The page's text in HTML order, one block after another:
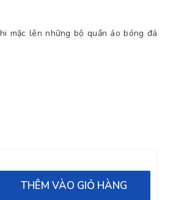
mặc lên những bộ quần áo bóng đá
THÊM VÀO GIỎ HÀNG